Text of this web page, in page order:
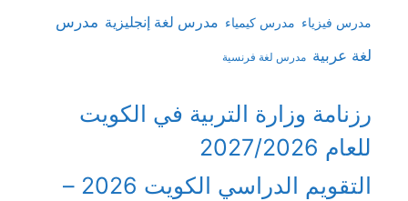
مدرس فيزياء مدرس كيمياء مدرس لغة إنجليزية مدرس
لغة عربية مدرس لغة فرنسية
رزنامة وزارة التربية في الكويت
للعام 2027/2026
التقويم الدراسي الكويت 2026 –